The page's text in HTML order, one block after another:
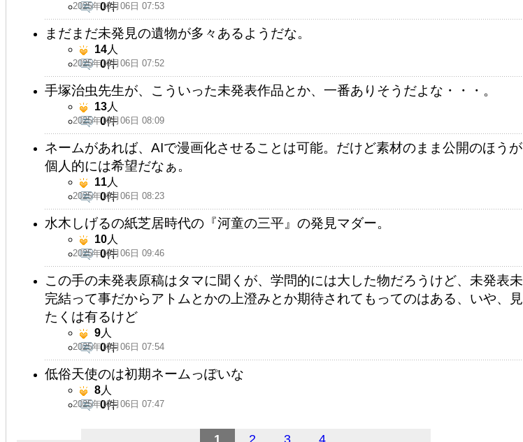
2025年10月06日 07:53
0件
まだまだ未発見の遺物が多々あるようだな。
2025年10月06日 07:52
14人
0件
手塚治虫先生が、こういった未発表作品とか、一番ありそうだよな・・・。
2025年10月06日 08:09
13人
0件
ネームがあれば、AIで漫画化させることは可能。だけど素材のまま公開のほうが
個人的には希望だなぁ。
2025年10月06日 08:23
11人
0件
水木しげるの紙芝居時代の『河童の三平』の発見マダー。
2025年10月06日 09:46
10人
0件
この手の未発表原稿はタマに聞くが、学問的には大した物だろうけど、未発表未
完結って事だからアトムとかの上澄みとか期待されてもってのはある、いや、見
たくは有るけど
2025年10月06日 07:54
9人
0件
低俗天使のは初期ネームっぽいな
2025年10月06日 07:47
8人
0件
1 2 3 4